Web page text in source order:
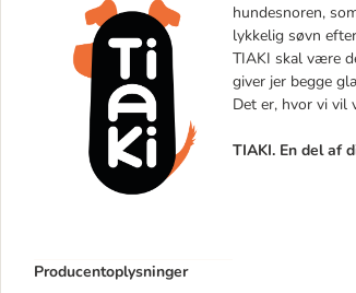
hundesnoren,
lykkelig søvn
TIAKI skal være
giver jer begge
Det er, hvor vi vil
TIAKI. En del af
Producentoplysninger